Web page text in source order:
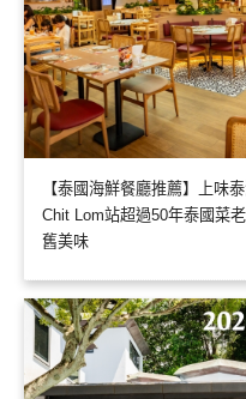
【泰國海鮮餐廳推薦】上味
Chit Lom站超過50年泰國菜
舊美味